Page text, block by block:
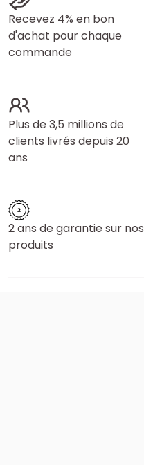
Recevez 4% en bon
d'achat pour chaque
commande
Plus de 3,5 millions de
clients livrés depuis 20
ans
2 ans de garantie sur nos
produits